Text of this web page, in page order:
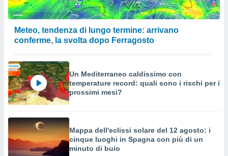
Meteo, tendenza di lungo termine: arrivano
conferme, la svolta dopo Ferragosto
Un Mediterraneo caldissimo con
temperature record: quali sono i rischi per i
prossimi mesi?
Mappa dell'eclissi solare del 12 agosto: i
cinque luoghi in Spagna con più di un
minuto di buio